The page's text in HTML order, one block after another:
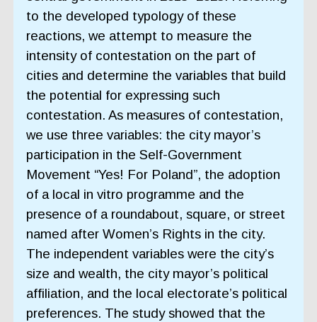
to the developed typology of these
reactions, we attempt to measure the
intensity of contestation on the part of
cities and determine the variables that build
the potential for expressing such
contestation. As measures of contestation,
we use three variables: the city mayor’s
participation in the Self-Government
Movement “Yes! For Poland”, the adoption
of a local in vitro programme and the
presence of a roundabout, square, or street
named after Women’s Rights in the city.
The independent variables were the city’s
size and wealth, the city mayor’s political
affiliation, and the local electorate’s political
preferences. The study showed that the